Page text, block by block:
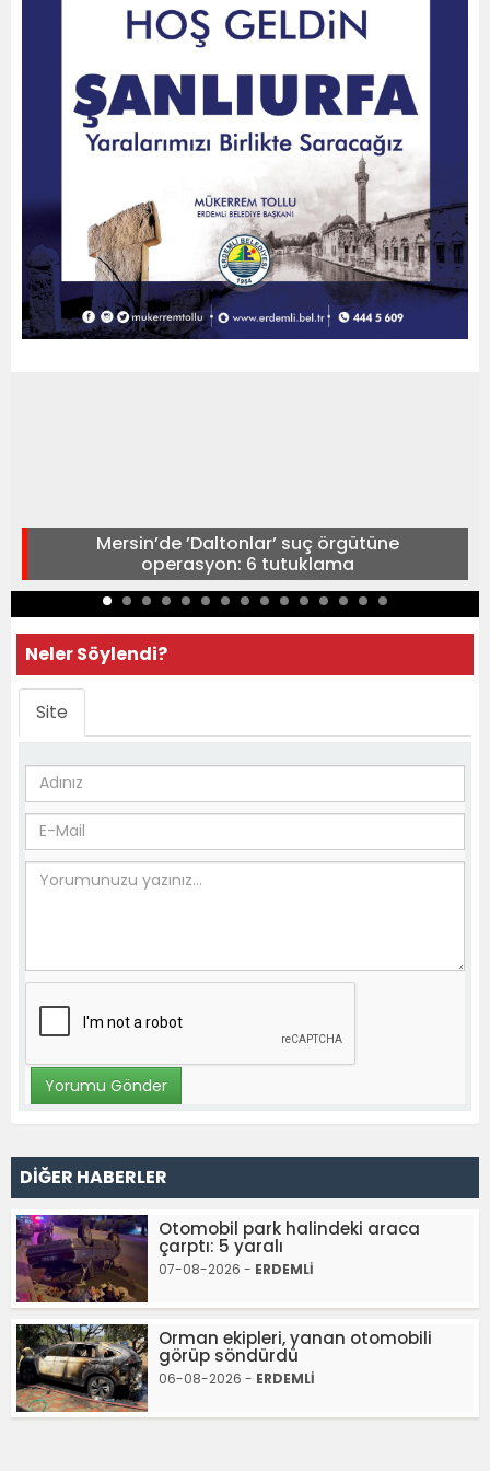
Mersin’de ’Daltonlar’ suç örgütüne
operasyon: 6 tutuklama
Neler Söylendi?
Site
DİĞER HABERLER
Otomobil park halindeki araca
çarptı: 5 yaralı
07-08-2026 - ERDEMLİ
Orman ekipleri, yanan otomobili
görüp söndürdü
06-08-2026 - ERDEMLİ